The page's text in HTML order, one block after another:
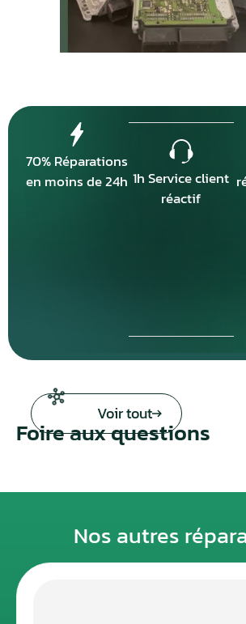
70% Réparations
en moins de 24h 1h Service client
réactif
Voir tout
Foire aux questions
Nos autres